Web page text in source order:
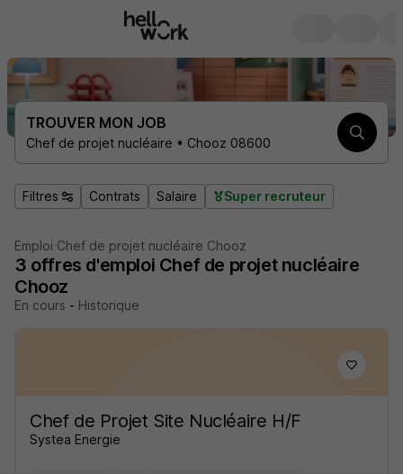
TROUVER MON JOB
Chef de projet nucléaire • Chooz 08600
Filtres Contrats Salaire Super recruteur
Emploi Chef de projet nucléaire Chooz
3 offres d'emploi Chef de projet nucléaire
Chooz
En cours - Historique
Chef de Projet Site Nucléaire H/F
Systea Energie